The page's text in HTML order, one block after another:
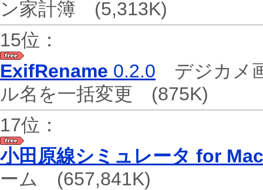
ン家計簿 (5,313K)
15位：
ExifRename 0.2.0 デジカメ
ル名を一括変更 (875K)
17位：
小田原線シミュレータ for Mac
ーム (657,841K)